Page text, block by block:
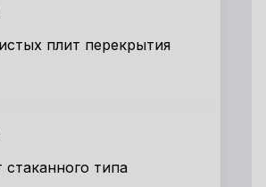
плит перекрытия
типа